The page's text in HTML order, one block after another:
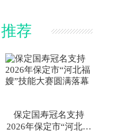
推荐
保定国寿冠名支持
2026年保定市“河北福